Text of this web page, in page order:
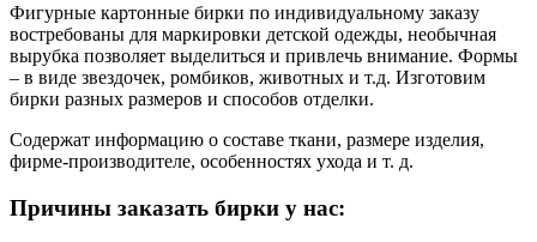
Фигурные картонные бирки по индивидуальному заказу
востребованы для маркировки детской одежды, необычная
вырубка позволяет выделиться и привлечь внимание. Формы
– в виде звездочек, ромбиков, животных и т.д. Изготовим
бирки разных размеров и способов отделки.
Содержат информацию о составе ткани, размере изделия,
фирме-производителе, особенностях ухода и т. д.
Причины заказать бирки у нас: